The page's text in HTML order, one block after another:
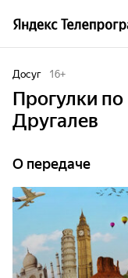
Досуг 16+
Прогулки
Другалев
О передаче